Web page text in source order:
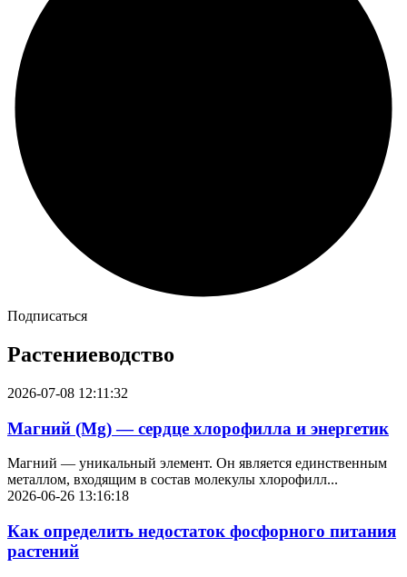
Подписаться
Растениеводство
2026-07-08 12:11:32
Магний (Mg) — сердце хлорофилла и энергетик
Магний — уникальный элемент. Он является единственным
металлом, входящим в состав молекулы хлорофилл...
2026-06-26 13:16:18
Как определить недостаток фосфорного питания
растений